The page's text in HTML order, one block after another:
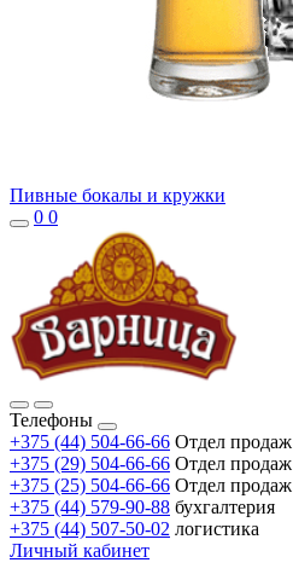
Пивные бокалы и кружки
0 0
Телефоны
+375 (44) 504-66-66 Отдел продаж
+375 (29) 504-66-66 Отдел продаж
+375 (25) 504-66-66 Отдел продаж
+375 (44) 579-90-88 бухгалтерия
+375 (44) 507-50-02 логистика
Личный кабинет